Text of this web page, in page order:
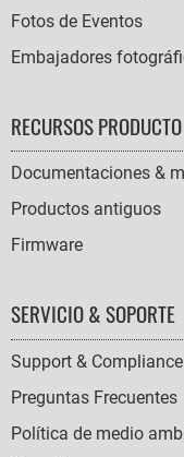
Fotos de Eventos
Embajadores
RECURSOS PRODUCTO
Documentaciones &
Productos antiguos
Firmware
SERVICIO & SOPORTE
Support & Compliance
Preguntas Frecuentes
Política de medio